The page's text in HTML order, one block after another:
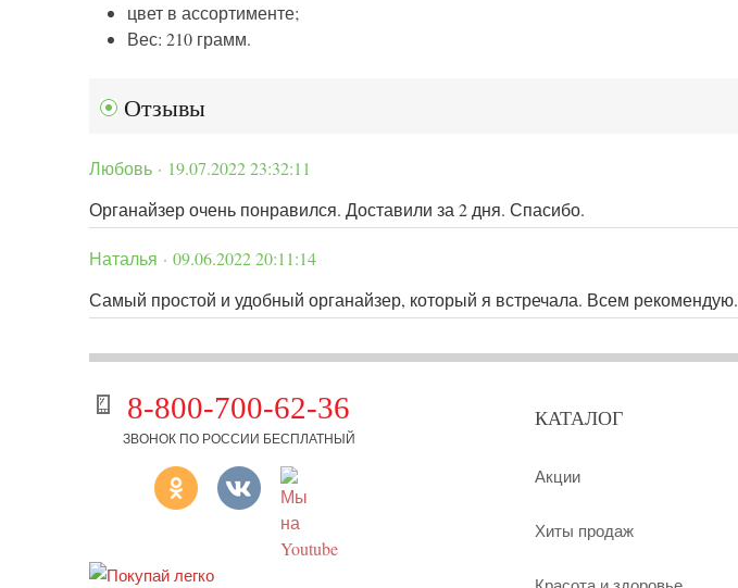
цвет в ассортименте;
Вес: 210 грамм.
Отзывы
Любовь · 19.07.2022 23:32:11
Органайзер очень понравился. Доставили за 2 дня. Спасибо.
Наталья · 09.06.2022 20:11:14
Самый простой и удобный органайзер, который я встречала. Всем рекомендую.
8-800-700-62-36
ЗВОНОК ПО РОССИИ БЕСПЛАТНЫЙ
КАТАЛОГ
Акции
Хиты продаж